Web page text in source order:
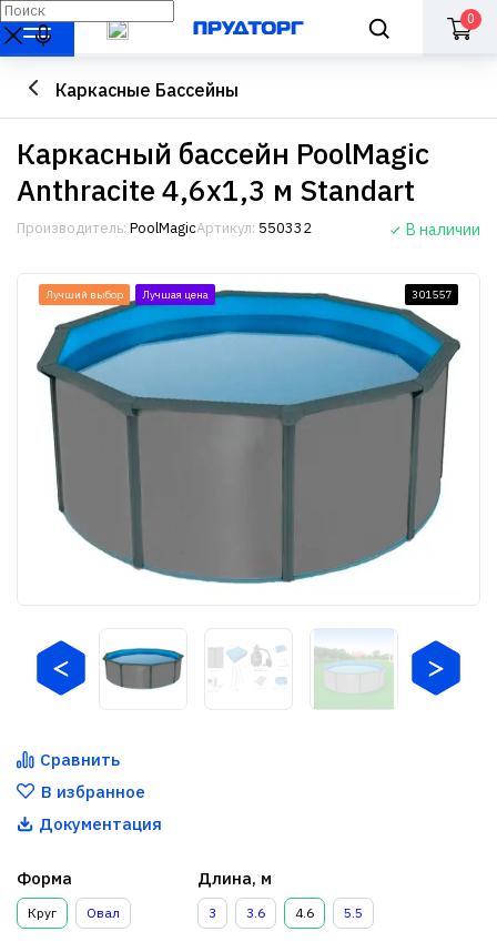
0
Каркасные Бассейны
Каркасный бассейн PoolMagic
Anthracite 4,6x1,3 м Standart
Производитель: PoolMagicАртикул: 550332 В наличии
301557
Лучший выбор Лучшая цена
Сравнить
В избранное
Документация
Форма
Круг Овал
Длина, м
3 3.6 4.6 5.5